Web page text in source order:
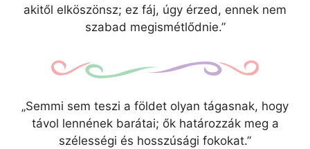
akitől elköszönsz; ez fáj, úgy érzed, ennek nem
szabad megismétlődnie.”
„Semmi sem teszi a földet olyan tágasnak, hogy
távol lennének barátai; ők határozzák meg a
szélességi és hosszúsági fokokat.”